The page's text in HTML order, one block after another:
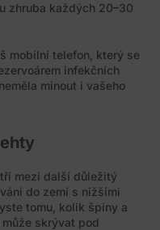
zhruba každých 20–30
mobilní telefon, který se
infekčních
minout i vašeho
mezi další důležitý
do zemí s nižšími
tomu, kolik špíny a
skrývat pod